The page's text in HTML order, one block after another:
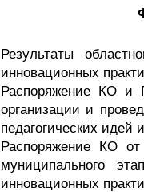
Результаты
инновационных
Распоряжение КО
организации и
педагогических идей
Распоряжение КО
муниципального
инновационных